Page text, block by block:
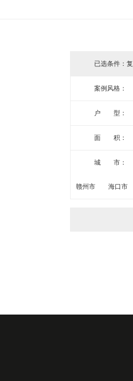
已选条件：
案例风格：
户 型：
面 积：
城 市：
赣州市 海口市